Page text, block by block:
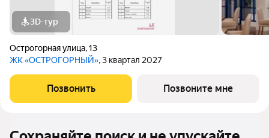
3D-тур
Острогорная улица,13
ЖК «ОСТРОГОРНЫЙ», 3 квартал 2027
Позвонить Позвоните мне